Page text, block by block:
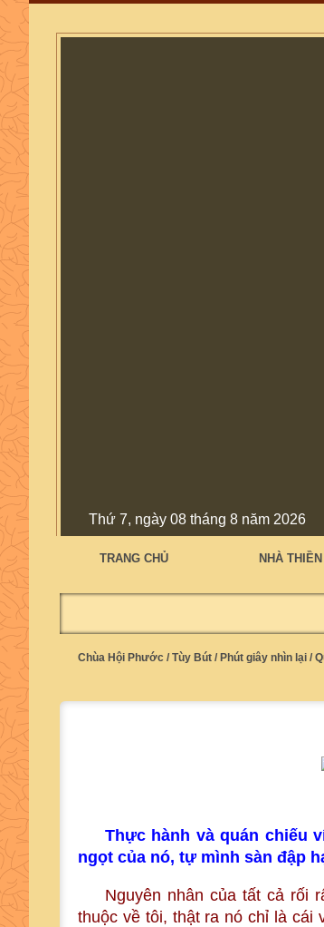
Thứ 7, ngày 08 tháng 8 năm 2026
TRANG CHỦ NHÀ THIỀN
Chùa Hội Phước / Tùy Bút / Phút giây nhìn lại /
Thực hành và quán chiếu
ngọt của nó, tự mình sàn đập
Nguyên nhân của tất cả rối
thuộc về tôi, thật ra nó chỉ là cái